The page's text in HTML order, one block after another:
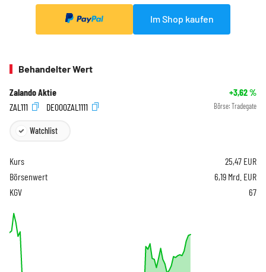
Im Shop kaufen
Behandelter Wert
Zalando Aktie +3,62%
ZAL111
DE000ZAL1111 Börse: Tradegate
Watchlist
Kurs 25,47 EUR
Börsenwert
6,19 Mrd. EUR
KGV
67